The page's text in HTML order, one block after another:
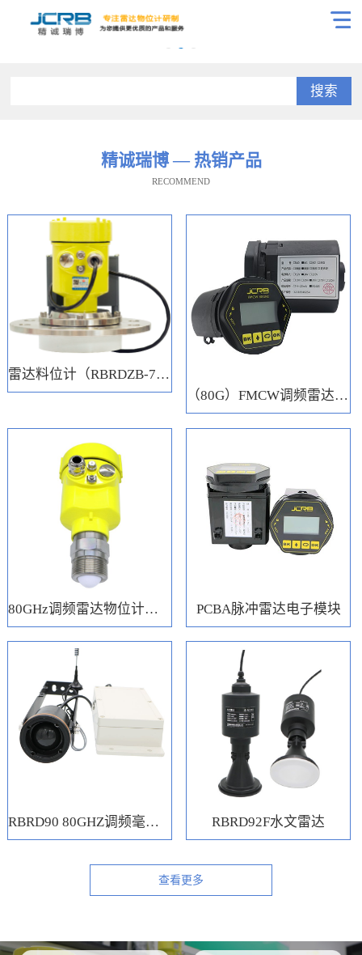
搜索
精诚瑞博 — 热销产品
RECOMMEND
雷达料位计（RBRDZB-71-6-C）
（80G）FMCW调频雷达电子模块
80GHz调频雷达物位计（RBRD71） PCBA脉冲雷达电子模块
RBRD90 80GHZ调频毫米波水位计 RBRD92F水文雷达
查看更多